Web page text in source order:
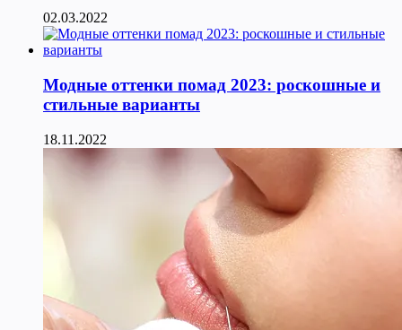
02.03.2022
Модные оттенки помад 2023: роскошные и
стильные варианты
18.11.2022